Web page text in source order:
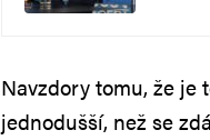
Navzdory tomu, že je
jednodušší, než se